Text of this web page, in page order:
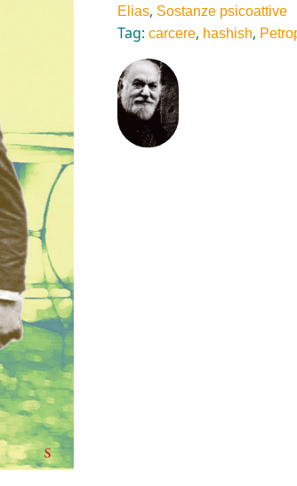
Elias, Sostanze psicoattive
Tag: carcere, hashish,